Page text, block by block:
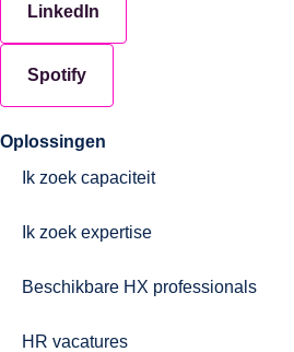
LinkedIn
Spotify
Oplossingen
Ik zoek capaciteit
Ik zoek expertise
Beschikbare HX professionals
HR vacatures